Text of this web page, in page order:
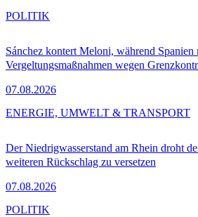
Sánchez kontert Meloni, während Spanien
Vergeltungsmaßnahmen wegen
07.08.2026
POLITIK
Der Niedrigwasserstand am Rhein droht
weiteren Rückschlag zu versetzen
07.08.2026
ENERGIE, UMWELT & TRANSPORT
POLITIK